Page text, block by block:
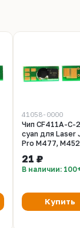
41058-0000
Чип CF411A-C-
cyan для Laser
Pro M477,
21 ₽
В наличии:
Купить